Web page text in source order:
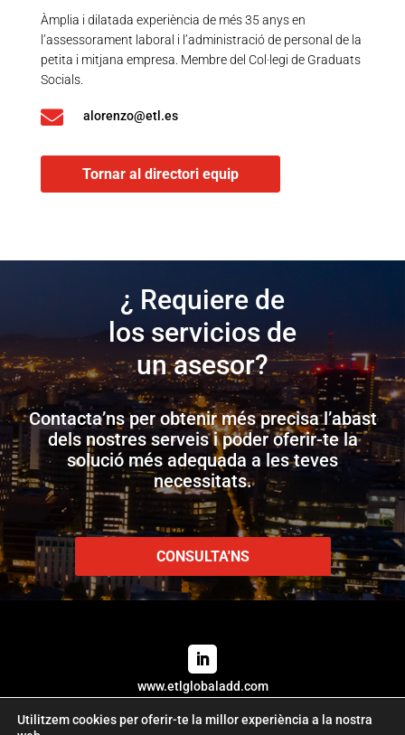
Àmplia i dilatada experiència de més 35 anys en
l’assessorament laboral i l’administració de personal de la
petita i mitjana empresa. Membre del Col·legi de Graduats
Socials.
 alorenzo@etl.es
Tornar al directori equip
¿ Requiere de
los servicios de
un asesor?
Contacta’ns per obtenir més precisa l’abast
dels nostres serveis i poder oferir-te la
solució més adequada a les teves
necessitats.
CONSULTA'NS
www.etlglobaladd.com
Copyright 2024 © ETL GLOBAL ADD
Utilitzem cookies per oferir-te la millor experiència a la nostra